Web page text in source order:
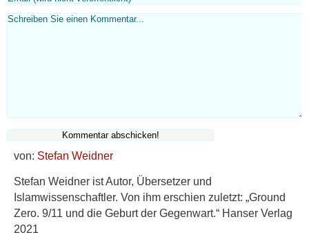
von: Stefan Weidner
Stefan Weidner ist Autor, Übersetzer und
Islamwissenschaftler. Von ihm erschien zuletzt: „Ground
Zero. 9/11 und die Geburt der Gegenwart.“ Hanser Verlag
2021